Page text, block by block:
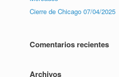
Cierre de Chicago 07/04/2025
Comentarios recientes
Archivos